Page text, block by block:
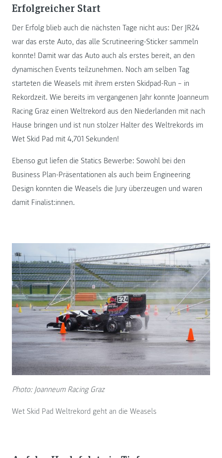
Erfolgreicher Start
Der Erfolg blieb auch die nächsten Tage nicht aus: Der JR24
war das erste Auto, das alle Scrutineering-Sticker sammeln
konnte! Damit war das Auto auch als erstes bereit, an den
dynamischen Events teilzunehmen. Noch am selben Tag
starteten die Weasels mit ihrem ersten Skidpad-Run – in
Rekordzeit. Wie bereits im vergangenen Jahr konnte Joanneum
Racing Graz einen Weltrekord aus den Niederlanden mit nach
Hause bringen und ist nun stolzer Halter des Weltrekords im
Wet Skid Pad mit 4,701 Sekunden!
Ebenso gut liefen die Statics Bewerbe: Sowohl bei den
Business Plan-Präsentationen als auch beim Engineering
Design konnten die Weasels die Jury überzeugen und waren
damit Finalist:innen.
Photo: Joanneum Racing Graz
Wet Skid Pad Weltrekord geht an die Weasels